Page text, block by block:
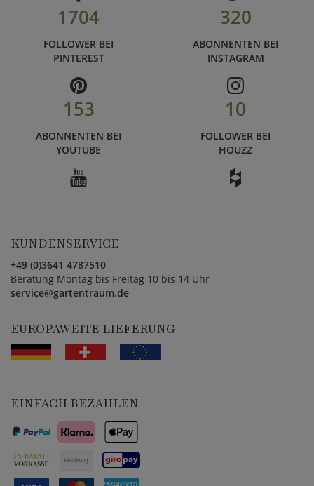
1704
FOLLOWER BEI
PINTEREST
320
ABONNENTEN BEI
INSTAGRAM
153
ABONNENTEN BEI
YOUTUBE
10
FOLLOWER BEI
HOUZZ
KUNDENSERVICE
+49 (0)3641 4787510
Beratung Montag bis Freitag 10 bis 14 Uhr
service@gartentraum.de
EUROPAWEITE LIEFERUNG
EINFACH BEZAHLEN